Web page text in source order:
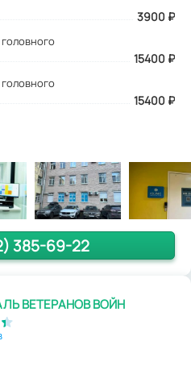
3900 ₽
15400 ₽
15400 ₽
385-69-22
ВЕТЕРАНОВ ВОЙН